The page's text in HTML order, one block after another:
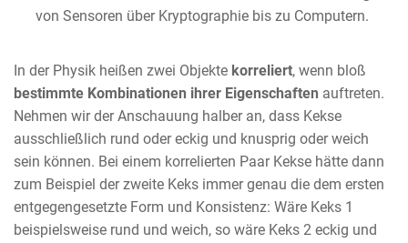
von Sensoren über Kryptographie bis zu Computern.
In der Physik heißen zwei Objekte korreliert, wenn bloß
bestimmte Kombinationen ihrer Eigenschaften auftreten.
Nehmen wir der Anschauung halber an, dass Kekse
ausschließlich rund oder eckig und knusprig oder weich
sein können. Bei einem korrelierten Paar Kekse hätte dann
zum Beispiel der zweite Keks immer genau die dem ersten
entgegengesetzte Form und Konsistenz: Wäre Keks 1
beispielsweise rund und weich, so wäre Keks 2 eckig und